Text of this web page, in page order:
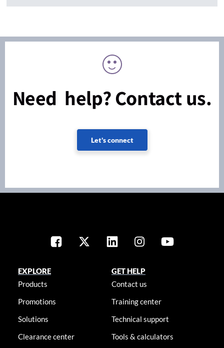
Need help? Contact us.
Let's connect
EXPLORE
Products
Promotions
Solutions
Clearance center
GET HELP
Contact us
Training center
Technical support
Tools & calculators